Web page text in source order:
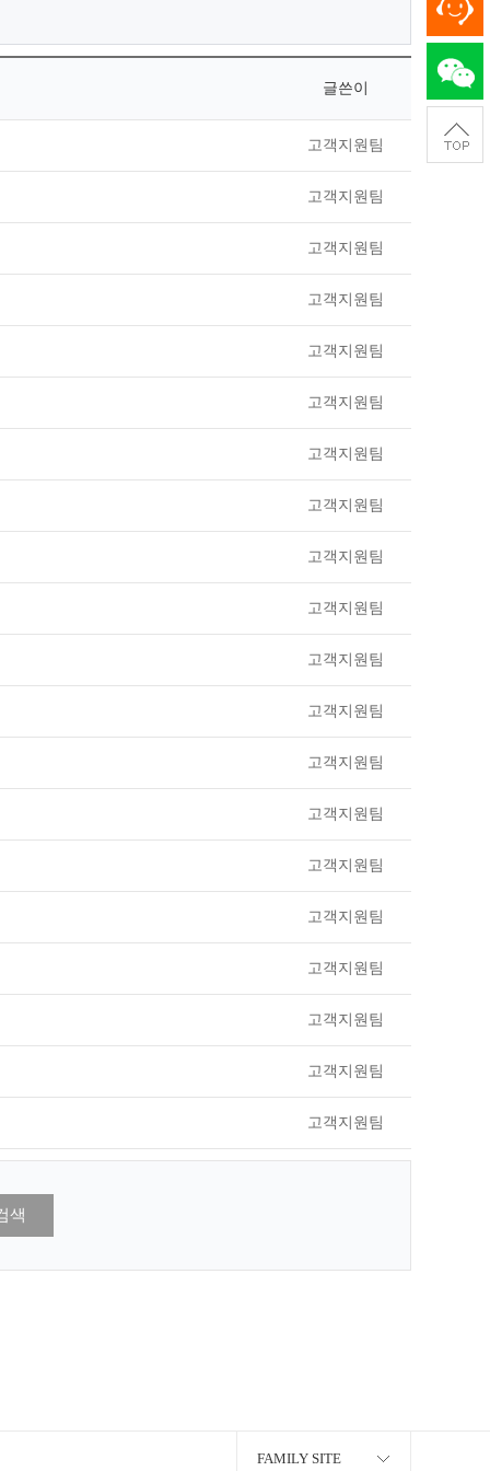
글쓴이
고객지원팀
고객지원팀
고객지원팀
고객지원팀
고객지원팀
고객지원팀
고객지원팀
고객지원팀
고객지원팀
고객지원팀
고객지원팀
고객지원팀
고객지원팀
고객지원팀
고객지원팀
고객지원팀
고객지원팀
고객지원팀
고객지원팀
고객지원팀
색
FAMILY SITE